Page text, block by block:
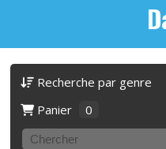
Recherche par genre
Panier
0